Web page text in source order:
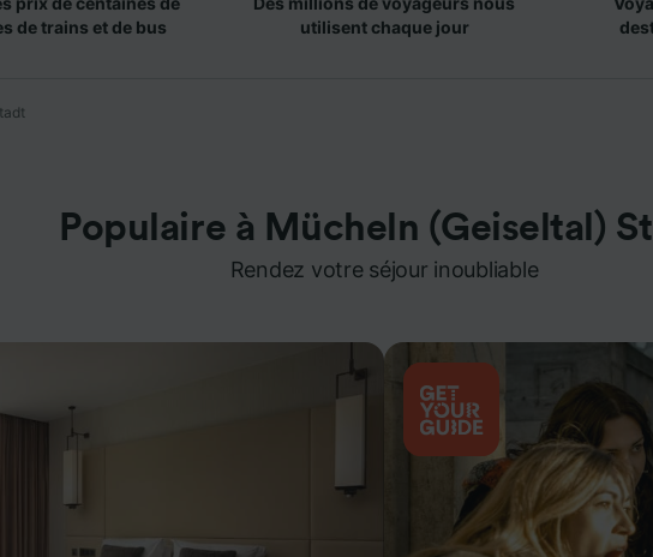
de trains et de bus
utilisent chaque jour
Populaire à Mücheln (Geiseltal)
Rendez votre séjour inoubliable